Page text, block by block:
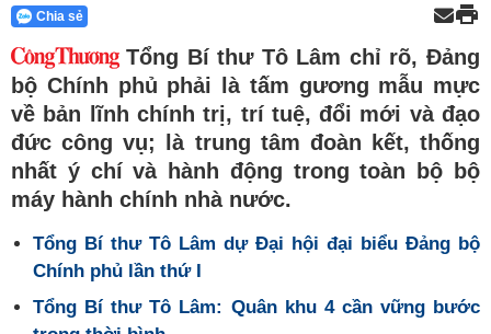
Chia sẻ
Tổng Bí thư Tô Lâm chỉ rõ, Đảng
bộ Chính phủ phải là tấm gương mẫu mực
về bản lĩnh chính trị, trí tuệ, đổi mới và đạo
đức công vụ; là trung tâm đoàn kết, thống
nhất ý chí và hành động trong toàn bộ bộ
máy hành chính nhà nước.
Tổng Bí thư Tô Lâm dự Đại hội đại biểu Đảng bộ
Chính phủ lần thứ I
Tổng Bí thư Tô Lâm: Quân khu 4 cần vững bước